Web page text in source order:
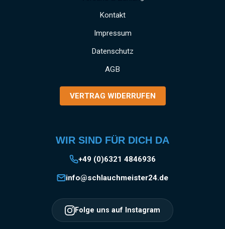
Kontakt
Impressum
Datenschutz
AGB
VERTRAG WIDERRUFEN
WIR SIND FÜR DICH DA
+49 (0)6321 4846936
info@schlauchmeister24.de
Folge uns auf Instagram